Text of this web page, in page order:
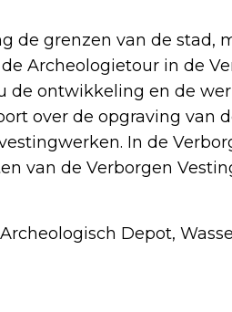
de grenzen van de stad,
Archeologietour in de
de ontwikkeling en de
over de opgraving van
In de
van de Verborgen
Depot,